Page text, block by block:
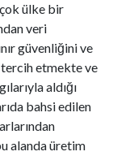
ülke bir
veri
güvenliğini ve
etmekte ve
aldığı
bahsi edilen
alanda üretim